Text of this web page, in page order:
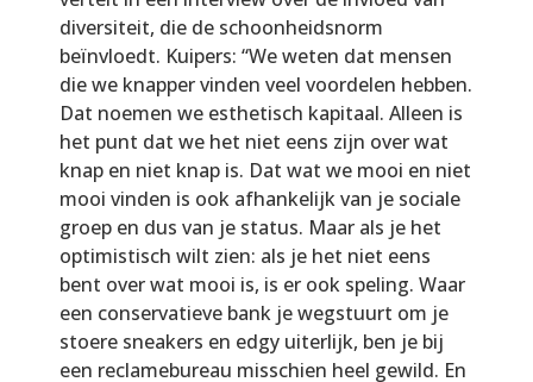
diversiteit, die de schoonheidsnorm
beïnvloedt. Kuipers: “We weten dat mensen
die we knapper vinden veel voordelen hebben.
Dat noemen we esthetisch kapitaal. Alleen is
het punt dat we het niet eens zijn over wat
knap en niet knap is. Dat wat we mooi en niet
mooi vinden is ook afhankelijk van je sociale
groep en dus van je status. Maar als je het
optimistisch wilt zien: als je het niet eens
bent over wat mooi is, is er ook speling. Waar
een conservatieve bank je wegstuurt om je
stoere sneakers en edgy uiterlijk, ben je bij
een reclamebureau misschien heel gewild. En